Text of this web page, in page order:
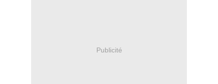
Publicité